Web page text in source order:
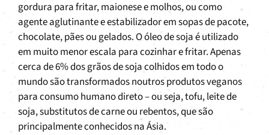
gordura para fritar, maionese e molhos, ou como
agente aglutinante e estabilizador em sopas de pacote,
chocolate, pães ou gelados. O óleo de soja é utilizado
em muito menor escala para cozinhar e fritar. Apenas
cerca de 6% dos grãos de soja colhidos em todo o
mundo são transformados noutros produtos veganos
para consumo humano direto – ou seja, tofu, leite de
soja, substitutos de carne ou rebentos, que são
principalmente conhecidos na Ásia.